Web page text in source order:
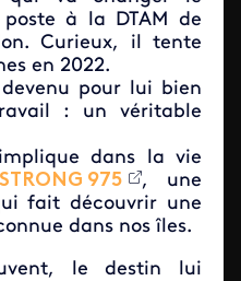
à la DTAM de
Curieux, il tente
en 2022.
pour lui bien
: un véritable
dans la vie
STRONG 975
, une
fait découvrir une
dans nos îles.
le destin lui